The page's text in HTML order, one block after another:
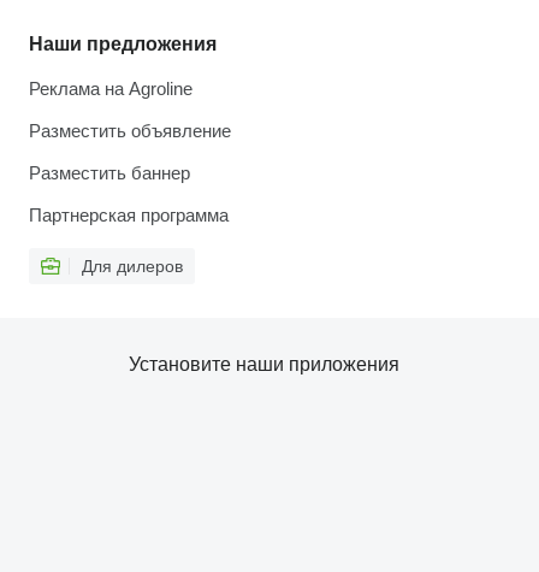
Наши предложения
Реклама на Agroline
Разместить объявление
Разместить баннер
Партнерская программа
Для дилеров
Установите наши приложения